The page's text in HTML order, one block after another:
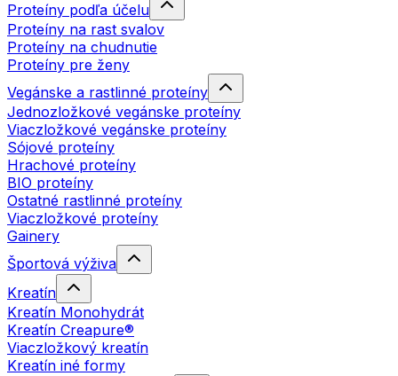
Proteíny podľa účelu
Proteíny na rast svalov
Proteíny na chudnutie
Proteíny pre ženy
Vegánske a rastlinné proteíny
Jednozložkové vegánske proteíny
Viaczložkové vegánske proteíny
Sójové proteíny
Hrachové proteíny
BIO proteíny
Ostatné rastlinné proteíny
Viaczložkové proteíny
Gainery
Športová výživa
Kreatín
Kreatín Monohydrát
Kreatín Creapure®
Viaczložkový kreatín
Kreatín iné formy